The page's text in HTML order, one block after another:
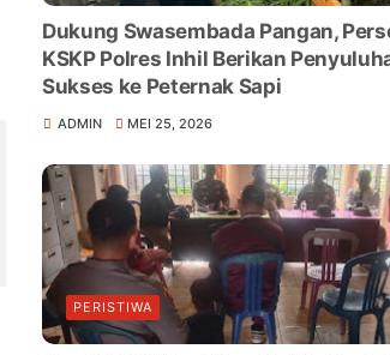
Dukung Swasembada Pangan,
KSKP Polres Inhil Berikan
Sukses ke Peternak Sapi
ADMIN MEI 25, 2026
PERISTIWA